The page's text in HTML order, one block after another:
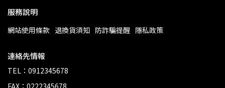
服務說明
網站使用條款 退換貨須知 防詐騙提醒 隱私政策
連絡先情報
TEL：0912345678